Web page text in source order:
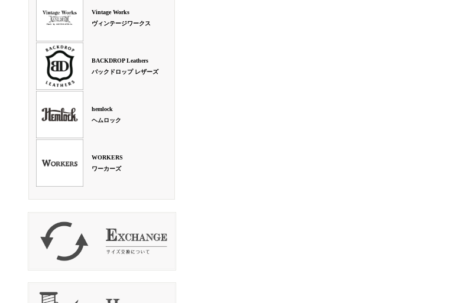
Vintage Works
ヴィンテージワークス
BACKDROP Leathers
バックドロップ レザーズ
hemlock
ヘムロック
WORKERS
ワーカーズ